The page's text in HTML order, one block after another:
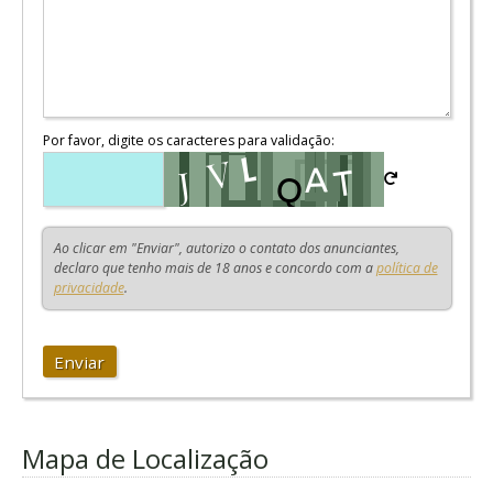
Por favor, digite os caracteres para validação:
Ao clicar em "Enviar", autorizo o contato dos anunciantes,
declaro que tenho mais de 18 anos e concordo com apolítica de
privacidade.
Enviar
Mapa de Localização